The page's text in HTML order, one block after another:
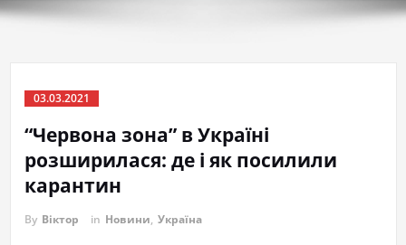
03.03.2021
“Червона зона” в Україні
розширилася: де і як посилили
карантин
By Віктор in Новини, Україна